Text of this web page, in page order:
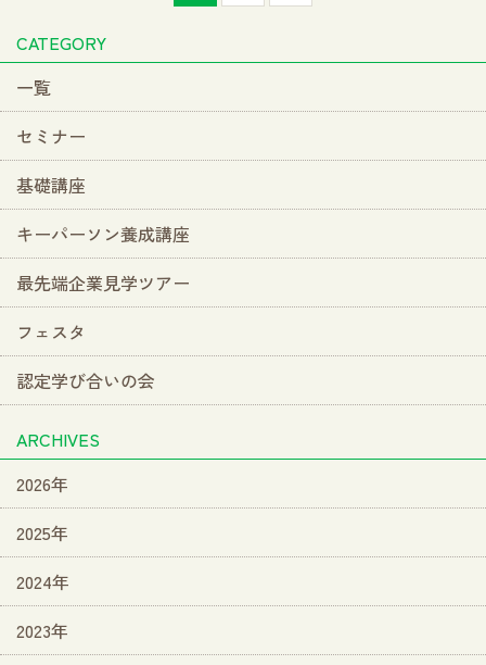
CATEGORY
一覧
セミナー
基礎講座
キーパーソン養成講座
最先端企業見学ツアー
フェスタ
認定学び合いの会
ARCHIVES
2026年
2025年
2024年
2023年